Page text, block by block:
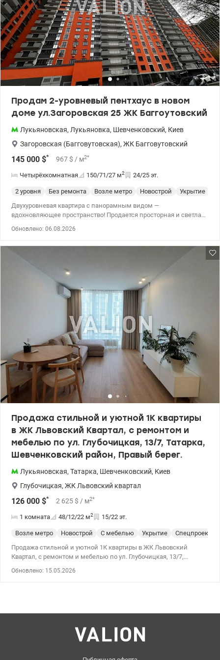
Продам 2-уровневый пентхаус в новом
доме ул.Загоровская 25 ЖК Баггоутовский
Лукьяновская, Лукьяновка, Шевченковский, Киев
Загоровская (Багговутовская), ЖК Багговутовский
145 000 $* 967 $ / м2*
Четырёхкомнатная 150/71/27 м2 24/25 эт.
2 уровня Без ремонта Возле метро Новострой Укрытие
Двухуровневая квартира с панорамным видом —
вдохновляющее пространство! Продается просторная и светлая
Идеальный вариант для тех, кто ценит уют, стиль и
квартиры: — двусторонняя планировка и много природного
света — большие панорамные окна с видом на город — удобное
зонирование: отдельно для жизни, работы и отдыха - состояние
после строителей: стяжка, штукатурка, все коммуникации
подведены - автономное отопление, установленные радиаторы
- счетчики на воду, тепло и электроэнергию Бонус для нового
владельца – готовый дизайн-проект в подарок! Дополнительно
можно обустроить собственную террасу или lounge-зону на
красного кирпича ✔ скоростные лифты ✔ подземный паркинг
на 150 мест ✔ консьерж и надежная система безопасности
Локация: Рядом ТРЦ Promenada Center, Сильпо, транспорт возле
дома. В центр Киева — всего 10 минут на авто. Звоните, чтобы
узнать больше и договориться о просмотре! Цена 145 000 у.е.
Андрей 0673205847 valion/1150418
Обновлено: 06.08.2026
Продажа стильной и уютной 1К квартиры
в ЖК Львовский Квартал, с ремонтом и
мебелью по ул. Глубочицкая, 13/7, Татарка,
Шевченковский район, Правый берег.
Лукьяновская, Татарка, Шевченковский, Киев
Глубочицкая, ЖК Львовский квартал
126 000 $* 2 625 $ / м2*
1 комната 48/12/22 м2 15/22 эт.
Возле метро Новострой С мебелью Укрытие Спецпроект
Продажа стильной и уютной 1К квартиры в ЖК Львовский
Квартал, с ремонтом и мебелью по ул. Глубочицкая, 13/7,
площадью 48м2, с отдельной спальней (12 м2), кухней-
внутренний двор комплекса (вид на центр и Покровский
разработка. Высота потолков - 2.7 м. Квартира имеет
современный светлый интерьер, укомплектованная всей
Обновлено: 15.05.2026